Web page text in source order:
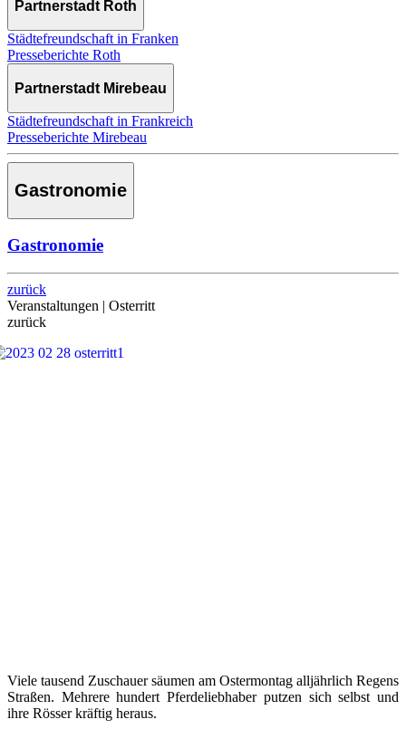
Partnerstadt Roth
Städtefreundschaft in Franken
Presseberichte Roth
Partnerstadt Mirebeau
Städtefreundschaft in Frankreich
Presseberichte Mirebeau
Gastronomie
Gastronomie
zurück
Veranstaltungen | Osterritt
zurück
Viele tausend Zuschauer säumen am Ostermontag alljährlich Regens
Straßen. Mehrere hundert Pferdeliebhaber putzen sich selbst und
ihre Rösser kräftig heraus.